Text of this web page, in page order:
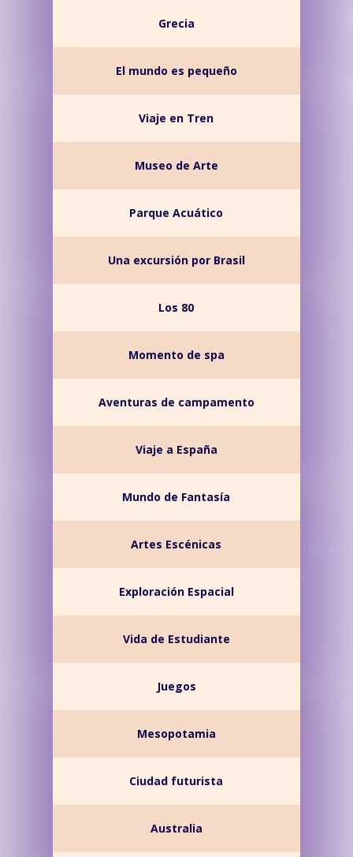
Grecia
El mundo es pequeño
Viaje en Tren
Museo de Arte
Parque Acuático
Una excursión por Brasil
Los 80
Momento de spa
Aventuras de campamento
Viaje a España
Mundo de Fantasía
Artes Escénicas
Exploración Espacial
Vida de Estudiante
Juegos
Mesopotamia
Ciudad futurista
Australia